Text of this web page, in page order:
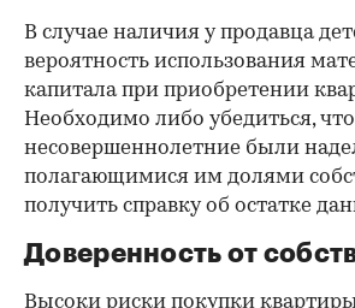
В случае наличия у продавца
вероятность использования
капитала при приобретении
Необходимо либо убедиться, что
несовершеннолетние были
полагающимися им долями
получить справку об остатке
Доверенность от
Высоки риски покупки